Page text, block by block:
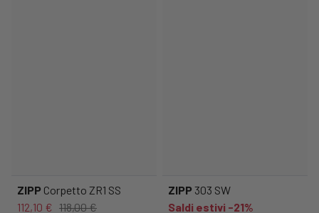
ZIPP Corpetto ZR1 SS
112,10 € 118,00 €
ZIPP 303 SW
Saldi estivi -21%